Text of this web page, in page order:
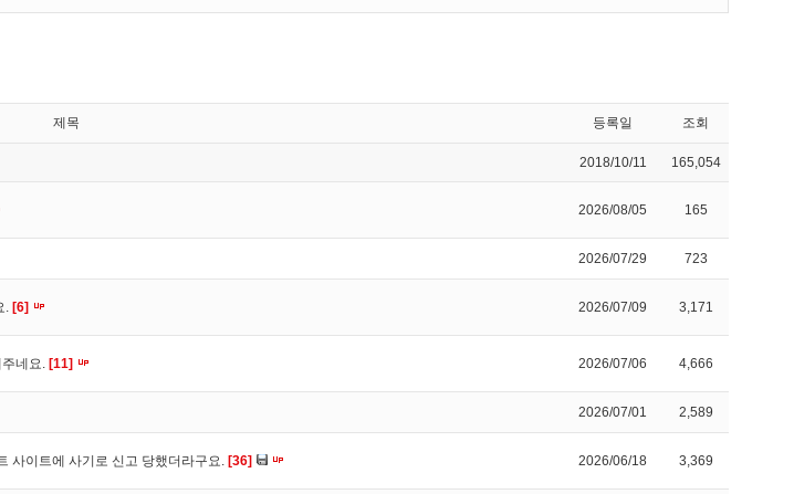
제목 등록일 조회
2018/10/11 165,054
2026/08/05 165
2026/07/29 723
. [6] 2026/07/09 3,171
네요. [11] 2026/07/06 4,666
2026/07/01 2,589
사이트에 사기로 신고 당했더라구요. [36] 2026/06/18 3,369